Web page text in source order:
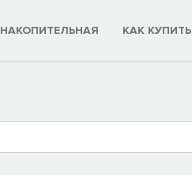
НАКОПИТЕЛЬНАЯ КАК КУПИТЬ